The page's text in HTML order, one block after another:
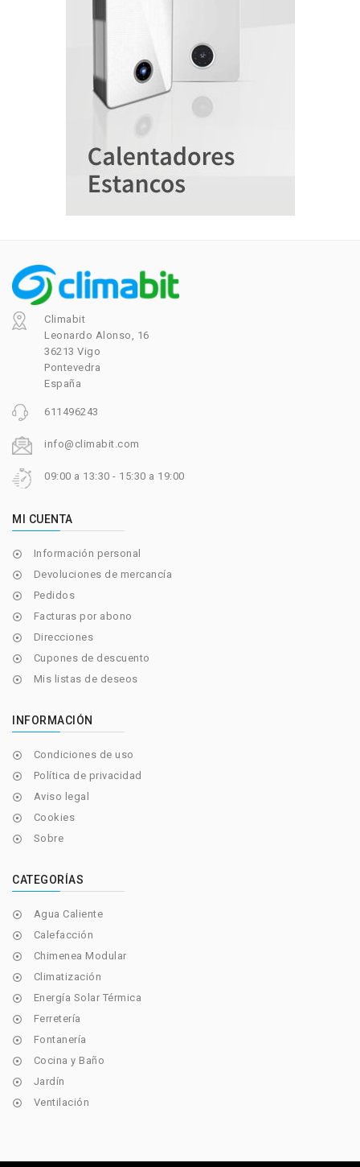
Climabit
Leonardo Alonso, 16
36213 Vigo
Pontevedra
España
611496243
info@climabit.com
09:00 a 13:30 - 15:30 a 19:00
MI CUENTA
 Información personal
 Devoluciones de mercancía
 Pedidos
 Facturas por abono
 Direcciones
 Cupones de descuento
 Mis listas de deseos
INFORMACIÓN
 Condiciones de uso
 Política de privacidad
 Aviso legal
 Cookies
 Sobre
CATEGORÍAS
 Agua Caliente
 Calefacción
 Chimenea Modular
 Climatización
 Energía Solar Térmica
 Ferretería
 Fontanería
 Cocina y Baño
 Jardín
 Ventilación